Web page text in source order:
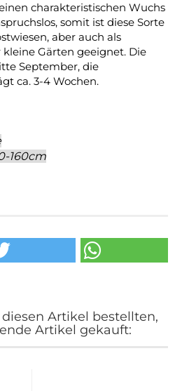
charakteristischen Wuchs
somit ist diese Sorte
aber auch als
Gärten geeignet. Die
September, die
ca. 3-4 Wochen.
160cm
Artikel bestellten,
Artikel gekauft: